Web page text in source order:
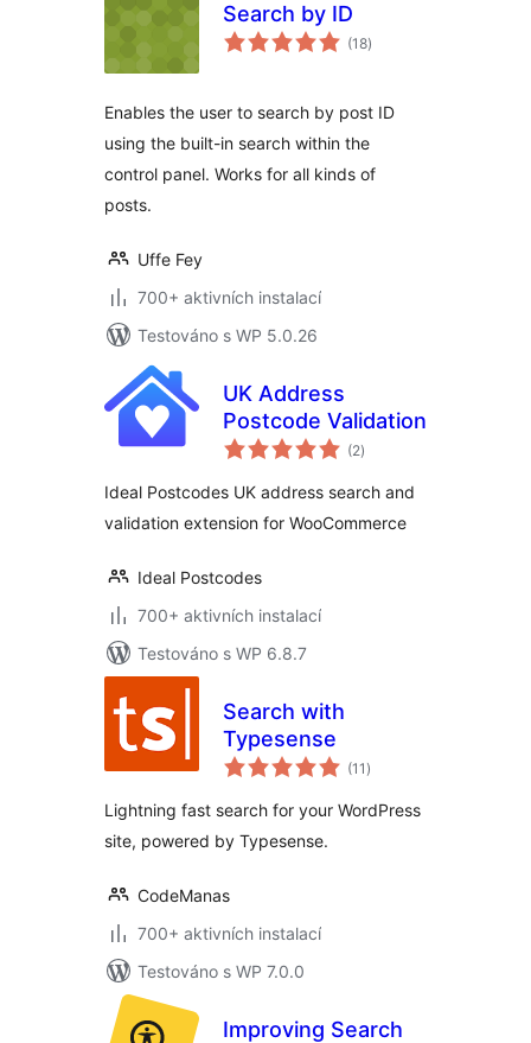
Search by ID
(18celkové
hodnocení
)
Enables the user to search by post ID
using the built-in search within the
control panel. Works for all kinds of
posts.
Uffe Fey
700+ aktivních instalací
Testováno s WP 5.0.26
UK Address
Postcode Validation
(2celkové
hodnocení
)
Ideal Postcodes UK address search and
validation extension for WooCommerce
Ideal Postcodes
700+ aktivních instalací
Testováno s WP 6.8.7
Search with
Typesense
(11 celkové
hodnocení
)
Lightning fast search for your WordPress
site, powered by Typesense.
CodeManas
700+ aktivních instalací
Testováno s WP 7.0.0
Improving Search